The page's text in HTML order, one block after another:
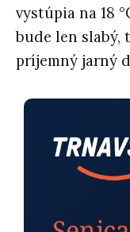
vystúpia na 18
bude len slabý,
príjemný jarný